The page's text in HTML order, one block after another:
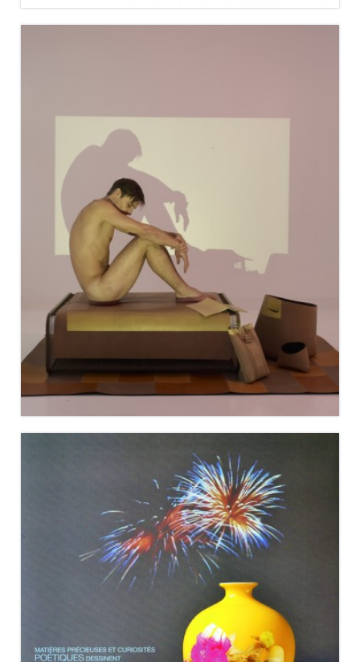
MAISON&OBJET
RÉSIDENCES DÉCORATION